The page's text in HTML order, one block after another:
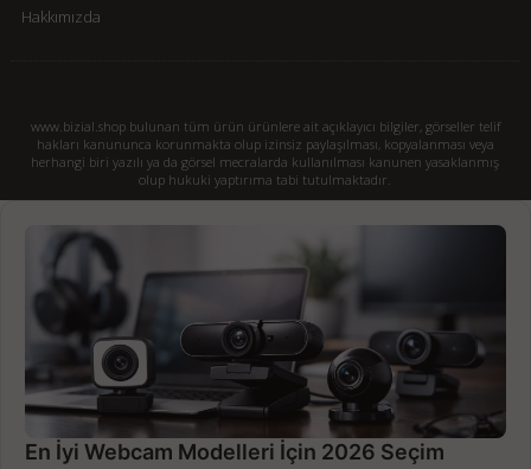
Hakkımızda
www.bizial.shop bulunan tüm ürün ürünlere ait açıklayıcı bilgiler, görseller telif
hakları kanununca korunmakta olup izinsiz paylaşılması, kopyalanması veya
herhangi biri yazılı ya da görsel mecralarda kullanılması kanunen yasaklanmış
olup hukuki yaptırıma tabi tutulmaktadır.
En İyi Webcam Modelleri İçin 2026 Seçim